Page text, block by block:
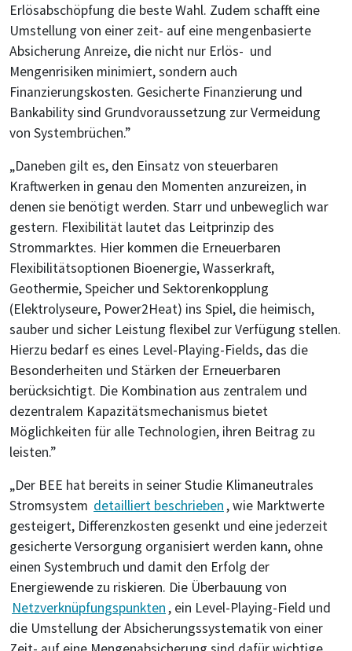
Erlösabschöpfung die beste Wahl. Zudem schafft eine
Umstellung von einer zeit- auf eine mengenbasierte
Absicherung Anreize, die nicht nur Erlös- und
Mengenrisiken minimiert, sondern auch
Finanzierungskosten. Gesicherte Finanzierung und
Bankability sind Grundvoraussetzung zur Vermeidung
von Systembrüchen.”
„Daneben gilt es, den Einsatz von steuerbaren
Kraftwerken in genau den Momenten anzureizen, in
denen sie benötigt werden. Starr und unbeweglich war
gestern. Flexibilität lautet das Leitprinzip des
Strommarktes. Hier kommen die Erneuerbaren
Flexibilitätsoptionen Bioenergie, Wasserkraft,
Geothermie, Speicher und Sektorenkopplung
(Elektrolyseure, Power2Heat) ins Spiel, die heimisch,
sauber und sicher Leistung flexibel zur Verfügung stellen.
Hierzu bedarf es eines Level-Playing-Fields, das die
Besonderheiten und Stärken der Erneuerbaren
berücksichtigt. Die Kombination aus zentralem und
dezentralem Kapazitätsmechanismus bietet
Möglichkeiten für alle Technologien, ihren Beitrag zu
leisten.”
„Der BEE hat bereits in seiner Studie Klimaneutrales
Stromsystem detailliert beschrieben , wie Marktwerte
gesteigert, Differenzkosten gesenkt und eine jederzeit
gesicherte Versorgung organisiert werden kann, ohne
einen Systembruch und damit den Erfolg der
Energiewende zu riskieren. Die Überbauung von
Netzverknüpfungspunkten , ein Level-Playing-Field und
die Umstellung der Absicherungssystematik von einer